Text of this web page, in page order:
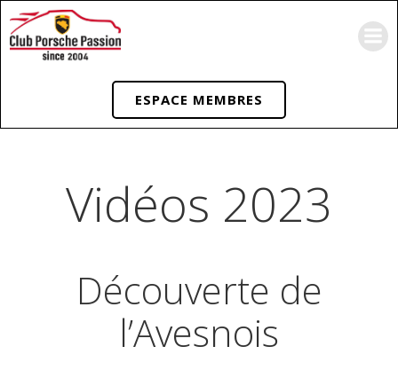
ESPACE MEMBRES
Vidéos 2023
Découverte de
l’Avesnois